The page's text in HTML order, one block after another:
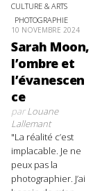
CULTURE & ARTS
PHOTOGRAPHIE
10 NOVEMBRE 2024
Sarah Moon,
l’ombre et
l’évanescen
ce
parLouane
Lallemant
"La réalité c’est
implacable. Je ne
peux pas la
photographier. J’ai